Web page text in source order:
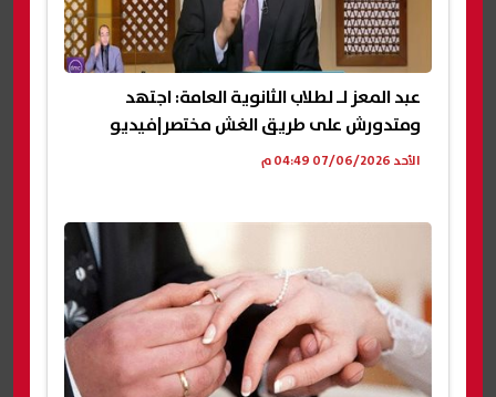
عبد المعز لـ لطلاب الثانوية العامة: اجتهد
ومتدورش على طريق الغش مختصر|فيديو
الأحد 07/06/2026 04:49 م